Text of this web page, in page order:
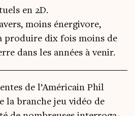
en 2D.
moins énergivore,
produire dix fois moins de
dans les années à venir.
de l’Américain Phil
la branche jeu vidéo de